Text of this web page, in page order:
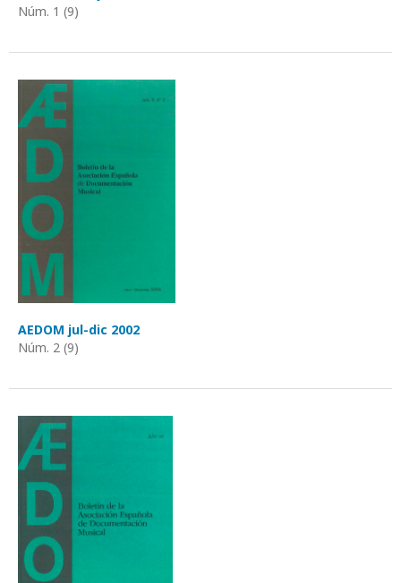
Núm. 1 (9)
AEDOM jul-dic 2002
Núm. 2 (9)